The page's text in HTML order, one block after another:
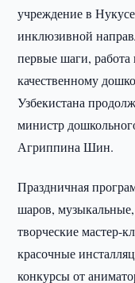
учреждение в
инклюзивной
первые шаги,
качественному
Узбекистана
министр
Агриппина Шин.
Праздничная
шаров,
творческие мастер-
красочные
конкурсы от